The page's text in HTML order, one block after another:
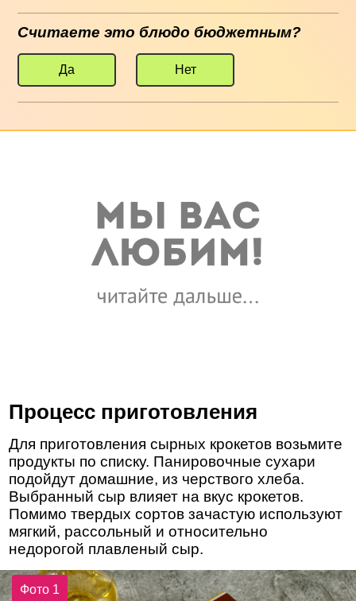
Считаете это блюдо бюджетным?
Да Нет
Процесс приготовления
Для приготовления сырных крокетов возьмите
продукты по списку. Панировочные сухари
подойдут домашние, из черствого хлеба.
Выбранный сыр влияет на вкус крокетов.
Помимо твердых сортов зачастую используют
мягкий, рассольный и относительно
недорогой плавленый сыр.
Фото 1